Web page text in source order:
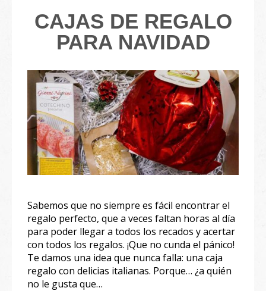
CAJAS DE REGALO
PARA NAVIDAD
Sabemos que no siempre es fácil encontrar el
regalo perfecto, que a veces faltan horas al día
para poder llegar a todos los recados y acertar
con todos los regalos. ¡Que no cunda el pánico!
Te damos una idea que nunca falla: una caja
regalo con delicias italianas. ⁣Porque… ¿a quién
no le gusta que…